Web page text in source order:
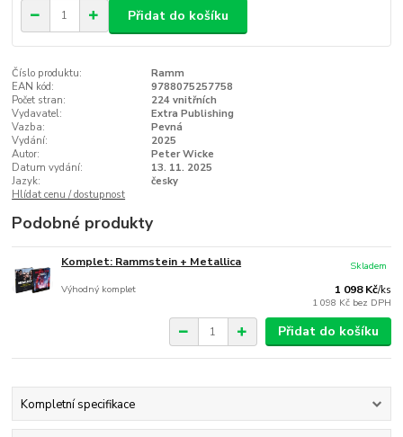
Přidat do košíku
Číslo produktu:
Ramm
EAN kód:
9788075257758
Počet stran:
224 vnitřních
Vydavatel:
Extra Publishing
Vazba:
Pevná
Vydání:
2025
Autor:
Peter Wicke
Datum vydání:
13. 11. 2025
Jazyk:
česky
Hlídat cenu / dostupnost
Podobné produkty
Komplet: Rammstein + Metallica
Výhodný komplet 1 098 Kč/ks
1 098 Kč bez DPH
Skladem
Přidat do košíku
Kompletní specifikace